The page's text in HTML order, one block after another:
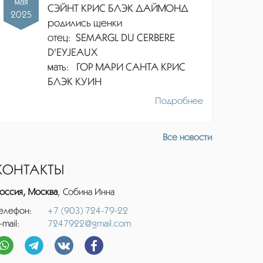
2025
СЭЙНТ КРИС БЛЭК ДАЙМОНД
родились щенки
отец: SEMARGL DU CERBERE
D'EYJEAUX
мать: ГОР МАРИ САНТА КРИС
БЛЭК КУИН
Подробнее
Все новости
Москва, Собина Инна
+7 (903) 724-79-22
mail:
7247922@gmail.com